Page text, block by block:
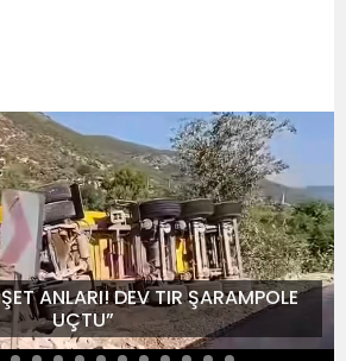
ANLARI! DEV TIR ŞARAMPOLE
UÇTU”